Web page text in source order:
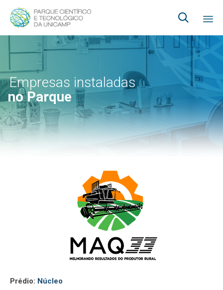

no Parque
Empresas instaladas
Prédio: Núcleo